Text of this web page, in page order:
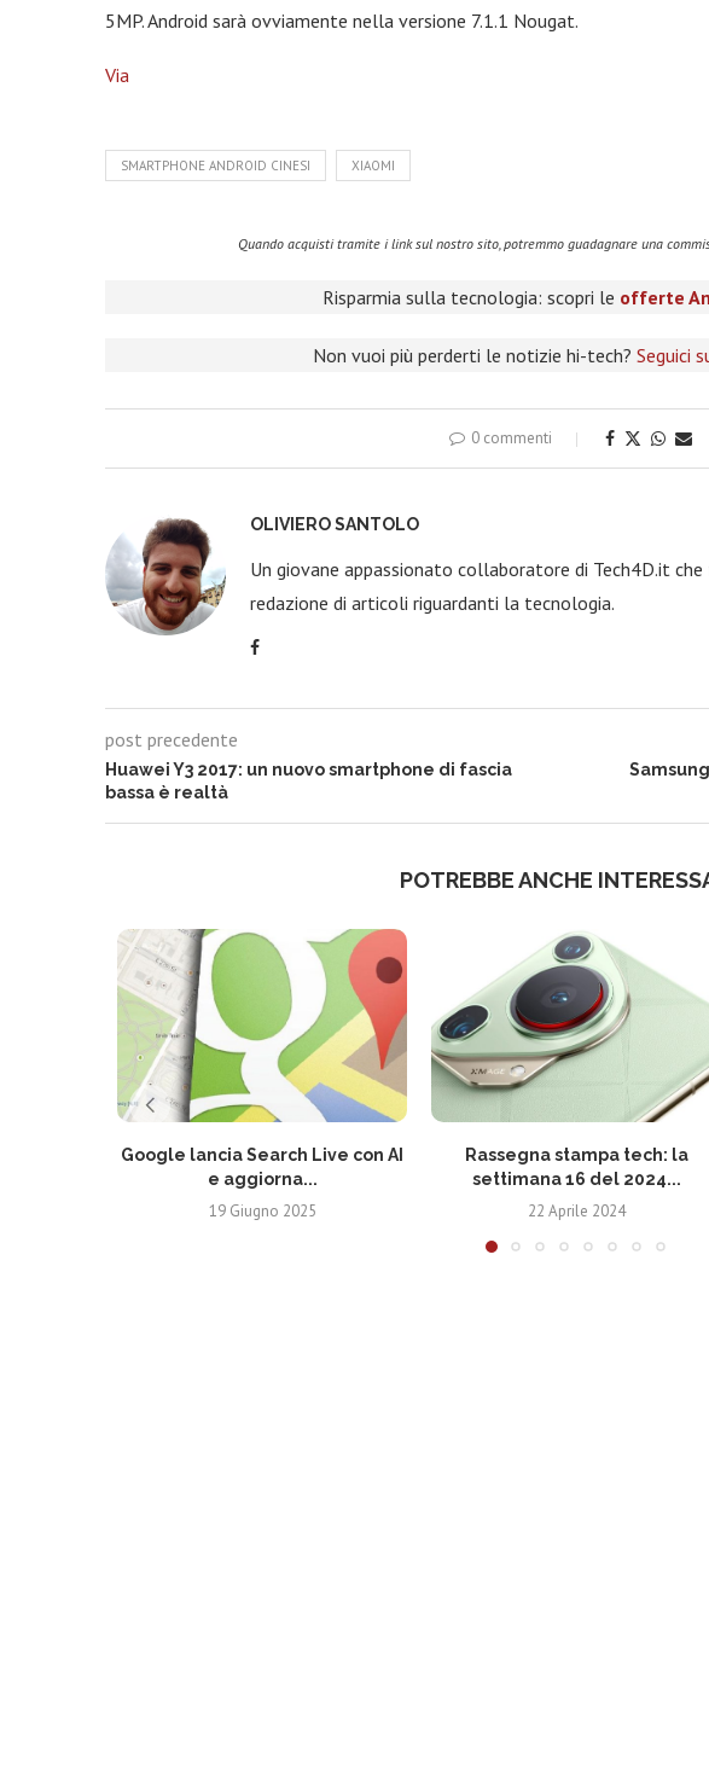
5MP. Android sarà ovviamente nella versione 7.1.1 Nougat.
Via
SMARTPHONE ANDROID CINESI XIAOMI
Quando acquisti tramite i link sul nostro sito, potremmo guadagnare una
Risparmia sulla tecnologia: scopri le offerte
Non vuoi più perderti le notizie hi-tech? Seguici
0 commenti
OLIVIERO SANTOLO
Un giovane appassionato collaboratore di Tech4D.it
redazione di articoli riguardanti la tecnologia.
post precedente
Huawei Y3 2017: un nuovo smartphone di fascia
bassa è realtà
POTREBBE ANCHE
Google lancia Search Live con AI
e aggiorna...
19 Giugno 2025
Rassegna stampa tech: la
settimana 16 del 2024...
22 Aprile 2024